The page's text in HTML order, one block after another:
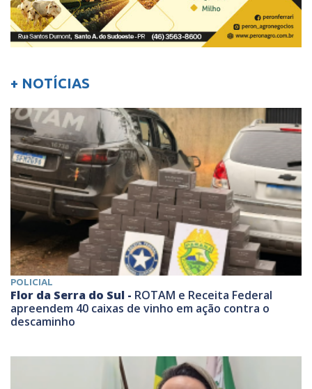
+ NOTÍCIAS
POLICIAL
Flor da Serra do Sul - ROTAM e Receita Federal
apreendem 40 caixas de vinho em ação contra o
descaminho